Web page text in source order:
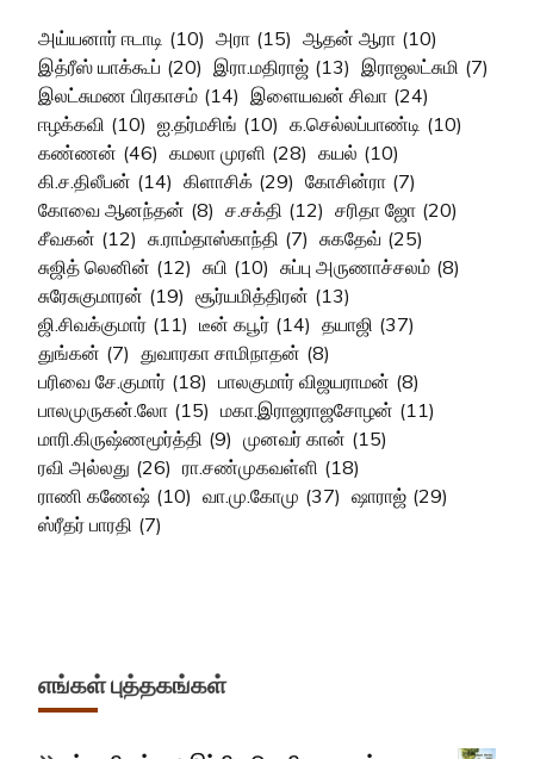
அய்யனார் ஈடாடி (10) அரா (15) ஆதன் ஆரா (10)
இத்ரீஸ் யாக்கூப் (20) இரா.மதிராஜ் (13) இராஜலட்சுமி (7)
இலட்சுமண பிரகாசம் (14) இளையவன் சிவா (24)
ஈழக்கவி (10) ஐ.தர்மசிங் (10) க.செல்லப்பாண்டி (10)
கண்ணன் (46) கமலா முரளி (28) கயல் (10)
கி.ச.திலீபன் (14) கிளாசிக் (29) கோசின்ரா (7)
கோவை ஆனந்தன் (8) ச.சக்தி (12) சரிதா ஜோ (20)
சீவகன் (12) சு.ராம்தாஸ்காந்தி (7) சுகதேவ் (25)
சுஜித் லெனின் (12) சுபி (10) சுப்பு அருணாச்சலம் (8)
சுரேசுகுமாரன் (19) சூர்யமித்திரன் (13)
ஜி.சிவக்குமார் (11) டீன் கபூர் (14) தயாஜி (37)
துங்கன் (7) துவாரகா சாமிநாதன் (8)
பரிவை சே.குமார் (18) பாலகுமார் விஜயராமன் (8)
பாலமுருகன்.லோ (15) மகா.இராஜராஜசோழன் (11)
மாரி.கிருஷ்ணமூர்த்தி (9) முனவர் கான் (15)
ரவி அல்லது (26) ரா.சண்முகவள்ளி (18)
ராணி கணேஷ் (10) வா.மு.கோமு (37) ஷாராஜ் (29)
ஸ்ரீதர் பாரதி (7)
எங்கள் புத்தகங்கள்